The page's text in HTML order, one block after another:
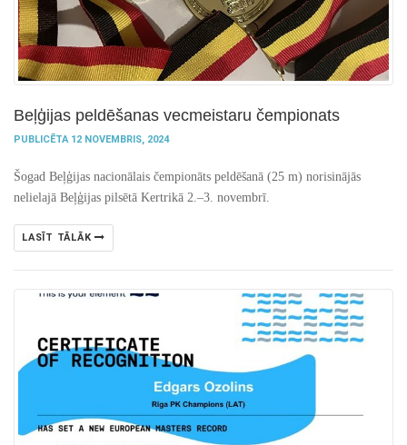
Beļģijas peldēšanas vecmeistaru čempionats
PUBLICĒTA 12 NOVEMBRIS, 2024
Šogad Beļģijas nacionālais čempionāts peldēšanā (25 m) norisinājās
nelielajā Beļģijas pilsētā Kertrikā 2.–3. novembrī.
LASĪT TĀLĀK